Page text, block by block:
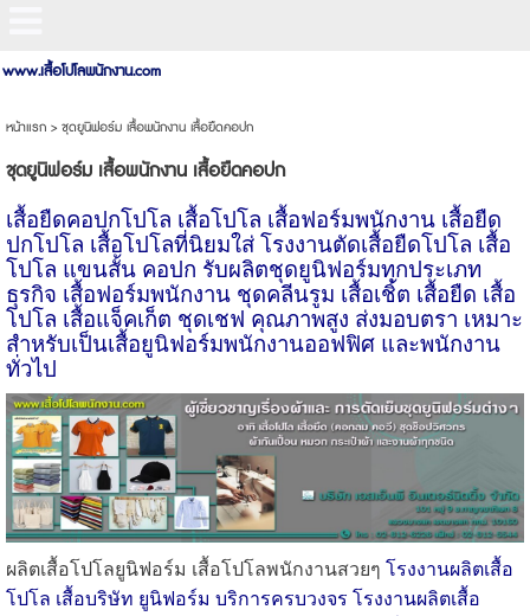
www.เสื้อโปโลพนักงาน.com
หน้าแรก> ชุดยูนิฟอร์ม เสื้อพนักงาน เสื้อยืดคอปก
ชุดยูนิฟอร์ม เสื้อพนักงาน เสื้อยืดคอปก
เสื้อยืดคอปกโปโล เสื้อโปโล เสื้อฟอร์มพนักงาน เสื้อยืด
ปกโปโล เสื้อโปโลที่นิยมใส่ โรงงานตัดเสื้อยืดโปโล เสื้อ
โปโล แขนสั้น คอปก รับผลิตชุดยูนิฟอร์มทุกประเภท
ธุรกิจ เสื้อฟอร์มพนักงาน ชุดคลีนรูม เสื้อเชิ้ต เสื้อยืด เสื้อ
โปโล เสื้อแจ็คเก็ต ชุดเชฟ คุณภาพสูง ส่งมอบตรา เหมาะ
สำหรับเป็นเสื้อยูนิฟอร์มพนักงานออฟฟิศ และพนักงาน
ทั่วไป
ผลิตเสื้อโปโลยูนิฟอร์ม เสื้อโปโลพนักงานสวยๆ โรงงานผลิตเสื้อ
โปโล เสื้อบริษัท ยูนิฟอร์ม บริการครบวงจร โรงงานผลิตเสื้อ